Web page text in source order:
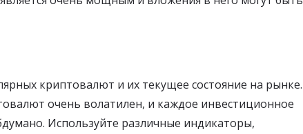
криптовалют и их текущее состояние на рынке.
очень волатилен, и каждое инвестиционное
Используйте различные индикаторы,